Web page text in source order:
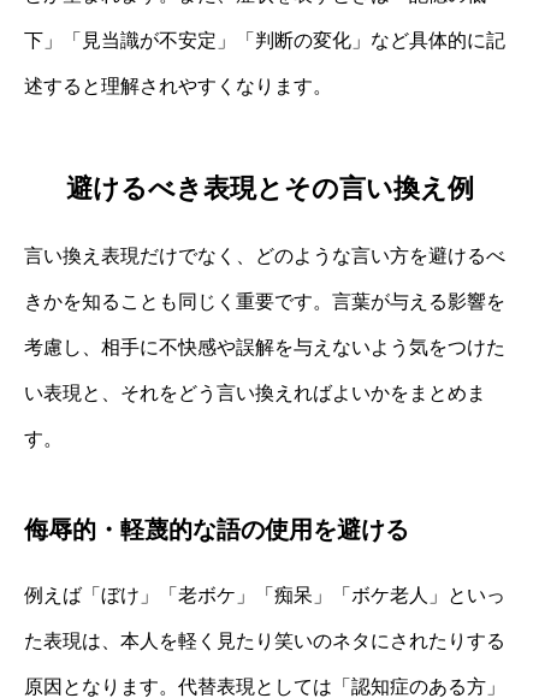
下」「見当識が不安定」「判断の変化」など具体的に記
述すると理解されやすくなります。
避けるべき表現とその言い換え例
言い換え表現だけでなく、どのような言い方を避けるべ
きかを知ることも同じく重要です。言葉が与える影響を
考慮し、相手に不快感や誤解を与えないよう気をつけた
い表現と、それをどう言い換えればよいかをまとめま
す。
侮辱的・軽蔑的な語の使用を避ける
例えば「ぼけ」「老ボケ」「痴呆」「ボケ老人」といっ
た表現は、本人を軽く見たり笑いのネタにされたりする
原因となります。代替表現としては「認知症のある方」